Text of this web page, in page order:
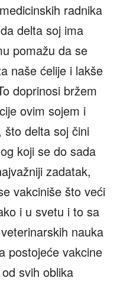
radnika
delta soj ima
pomažu da se
naše ćelije i lakše
doprinosi bržem
ovim sojem i
što delta soj čini
koji se do sada
zadatak,
vakciniše što veći
i u svetu i to sa
nauka
postojeće vakcine
svih oblika